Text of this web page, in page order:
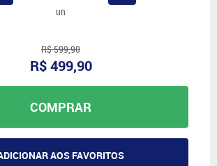
un
R$ 599,90
R$ 499,90
COMPRAR
AOS FAVORITOS